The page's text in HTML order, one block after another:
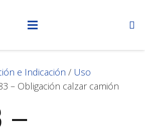
e Indicación / Uso
– Obligación calzar camión
–